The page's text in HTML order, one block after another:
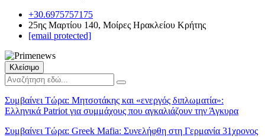
+30.6975757175
25ης Μαρτίου 140, Μοίρες Ηρακλείου Κρήτης
[email protected]
Κλείσιμο
Συμβαίνει Τώρα: Μητσοτάκης και «ενεργός διπλωματία»:
Ελληνικά Patriot για συμμάχους που αγκαλιάζουν την Άγκυρα
Συμβαίνει Τώρα: Greek Mafia: Συνελήφθη στη Γερμανία 31χρονος